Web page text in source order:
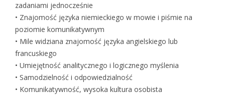
zadaniami jednocześnie
• Znajomość języka niemieckiego w mowie i piśmie na
poziomie komunikatywnym
• Mile widziana znajomość języka angielskiego lub
francuskiego
• Umiejętność analitycznego i logicznego myślenia
• Samodzielność i odpowiedzialność
• Komunikatywność, wysoka kultura osobista